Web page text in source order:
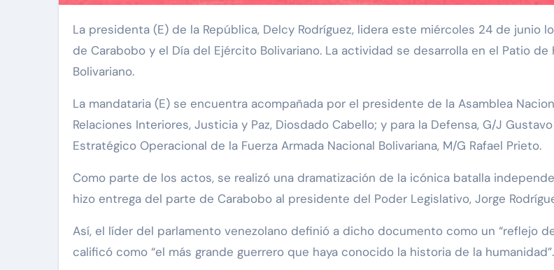
La presidenta (E) de la República, Delcy Rodríguez, lidera este miércoles 24 de junio los actos conmemorativos por los 205 años de la Batalla
de Carabobo y el Día del Ejército Bolivariano. La actividad se desarrolla en el Patio
Bolivariano.
La mandataria (E) se encuentra acompañada por el presidente de la Asamblea
Relaciones Interiores, Justicia y Paz, Diosdado Cabello; y para la Defensa, G/J
Estratégico Operacional de la Fuerza Armada Nacional Bolivariana, M/G Rafael Prieto.
Como parte de los actos, se realizó una dramatización de la icónica batalla
hizo entrega del parte de Carabobo al presidente del Poder Legislativo, Jorge
Así, el líder del parlamento venezolano definió a dicho documento como un “reflejo
calificó como “el más grande guerrero que haya conocido la historia de la humanidad”.